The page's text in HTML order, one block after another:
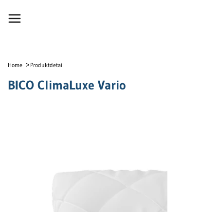
Home > Produktdetail
BICO ClimaLuxe Vario